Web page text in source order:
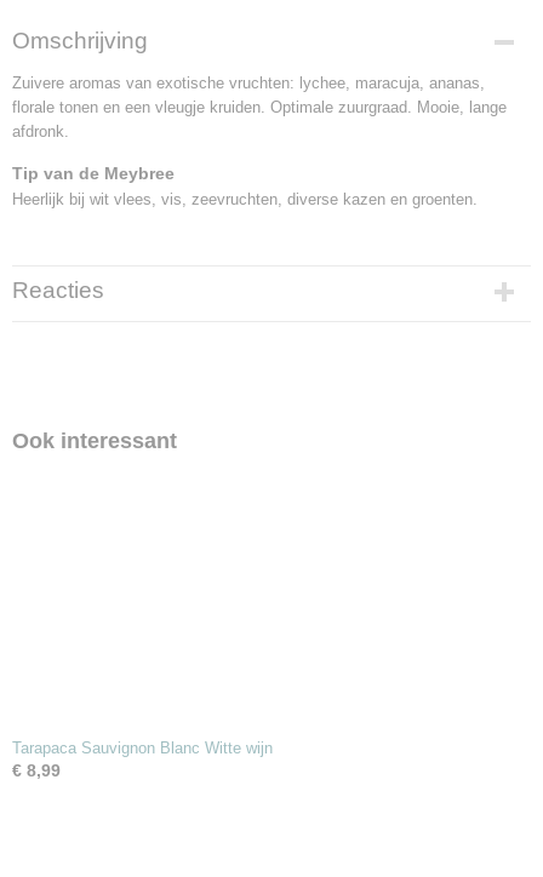
Omschrijving
Zuivere aromas van exotische vruchten: lychee, maracuja, ananas,
florale tonen en een vleugje kruiden. Optimale zuurgraad. Mooie, lange
afdronk.
Tip van de Meybree
Heerlijk bij wit vlees, vis, zeevruchten, diverse kazen en groenten.
Reacties
Ook interessant
Tarapaca Sauvignon Blanc Witte wijn
€ 8,99